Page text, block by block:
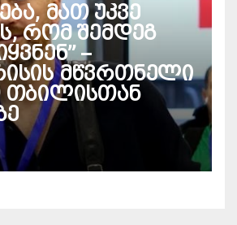
მათ უკვე
რომ შემდეგ
–
მწვრთნელი
თბილისთან